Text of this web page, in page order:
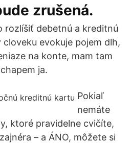
zrušená.
rozlíšiť debetnú a kreditnú
evokuje pojem dlh,
na konte, mam tam
ja.
Pokiaľ
nemáte
ktoré pravidelne cvičíte,
– a ÁNO, môžete si